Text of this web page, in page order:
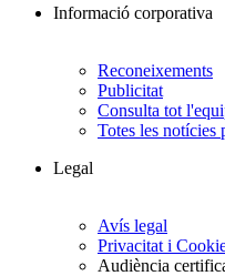
Informació corporativa
Reconeixements
Publicitat
Consulta tot
Totes les notícies
Legal
Avís legal
Privacitat i
Audiència